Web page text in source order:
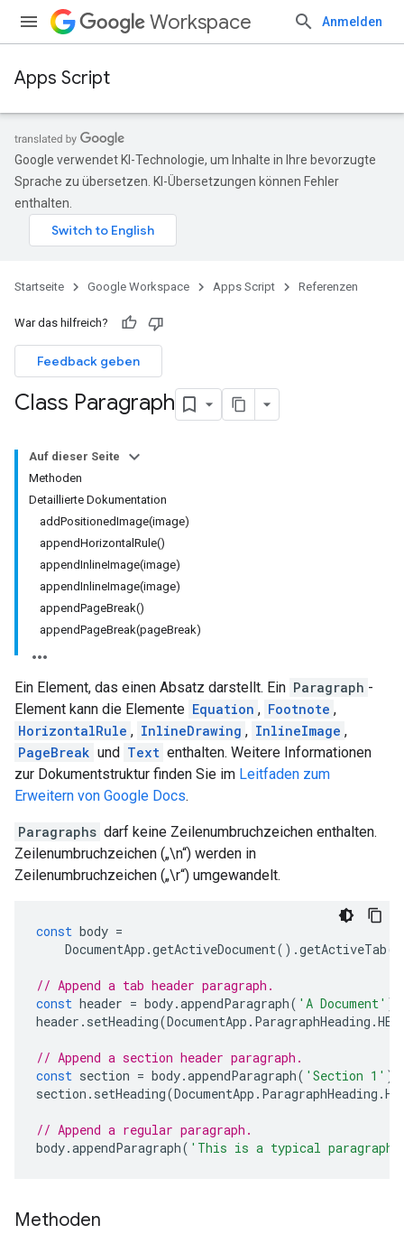
Workspace Anmelden
Apps Script
Google verwendet KI-Technologie, um Inhalte in Ihre bevorzugte
Sprache zu übersetzen. KI-Übersetzungen können Fehler
enthalten.
Startseite Google Workspace Apps Script Referenzen
War das hilfreich?
Feedback geben
Class Paragraph
Auf dieser Seite
Methoden
Detaillierte Dokumentation
addPositionedImage(image)
appendHorizontalRule()
appendInlineImage(image)
appendInlineImage(image)
appendPageBreak()
appendPageBreak(pageBreak)
Ein Element, das einen Absatz darstellt. Ein Paragraph -
Element kann die Elemente Equation , Footnote ,
HorizontalRule , InlineDrawing , InlineImage ,
PageBreak und Text enthalten. Weitere Informationen
zur Dokumentstruktur finden Sie im Leitfaden zum
Erweitern von Google Docs.
Paragraphs darf keine Zeilenumbruchzeichen enthalten.
Zeilenumbruchzeichen („\n“) werden in
Zeilenumbruchzeichen („\r“) umgewandelt.
const body =
DocumentApp .getActiveDocument().getActiveTab
// Append a tab header paragraph.
const header = body.appendParagraph( 'A Document' );
header . setHeading(DocumentApp . ParagraphHeading .
// Append a section header paragraph.
const section = body.appendParagraph( 'Section 1' );
section . setHeading(DocumentApp . ParagraphHeading .
// Append a regular paragraph.
body.appendParagraph( 'This is a typical
Methoden